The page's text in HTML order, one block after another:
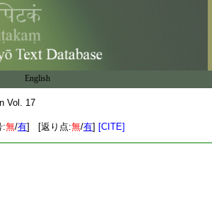
English
Vol. 17
:無/有] [返り点:無/有] [CITE]